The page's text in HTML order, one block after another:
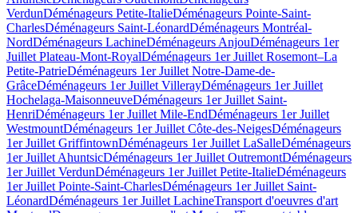
VerdunDéménageurs Petite-ItalieDéménageurs Pointe-Saint-
CharlesDéménageurs Saint-LéonardDéménageurs Montréal-
NordDéménageurs LachineDéménageurs AnjouDéménageurs 1er
Juillet Plateau-Mont-RoyalDéménageurs 1er Juillet Rosemont–La
Petite-PatrieDéménageurs 1er Juillet Notre-Dame-de-
GrâceDéménageurs 1er Juillet VillerayDéménageurs 1er Juillet
Hochelaga-MaisonneuveDéménageurs 1er Juillet Saint-
HenriDéménageurs 1er Juillet Mile-EndDéménageurs 1er Juillet
WestmountDéménageurs 1er Juillet Côte-des-NeigesDéménageurs
1er Juillet GriffintownDéménageurs 1er Juillet LaSalleDéménageurs
1er Juillet AhuntsicDéménageurs 1er Juillet OutremontDéménageurs
1er Juillet VerdunDéménageurs 1er Juillet Petite-ItalieDéménageurs
1er Juillet Pointe-Saint-CharlesDéménageurs 1er Juillet Saint-
LéonardDéménageurs 1er Juillet LachineTransport d'oeuvres d'art